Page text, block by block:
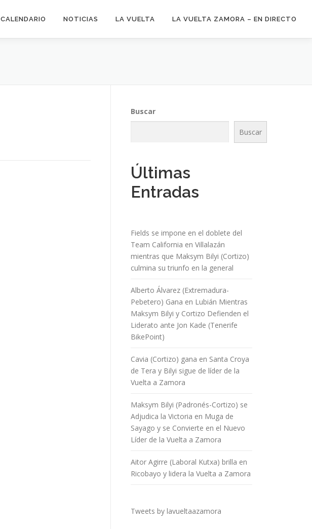
CALENDARIO NOTICIAS LA VUELTA LA VUELTA ZAMORA – EN DIRECTO
Buscar
Buscar
Últimas
Entradas
Fields se impone en el doblete del
Team California en Villalazán
mientras que Maksym Bilyi (Cortizo)
culmina su triunfo en la general
Alberto Álvarez (Extremadura-
Pebetero) Gana en Lubián Mientras
Maksym Bilyi y Cortizo Defienden el
Liderato ante Jon Kade (Tenerife
BikePoint)
Cavia (Cortizo) gana en Santa Croya
de Tera y Bilyi sigue de líder de la
Vuelta a Zamora
Maksym Bilyi (Padronés-Cortizo) se
Adjudica la Victoria en Muga de
Sayago y se Convierte en el Nuevo
Líder de la Vuelta a Zamora
Aitor Agirre (Laboral Kutxa) brilla en
Ricobayo y lidera la Vuelta a Zamora
Tweets by lavueltaazamora